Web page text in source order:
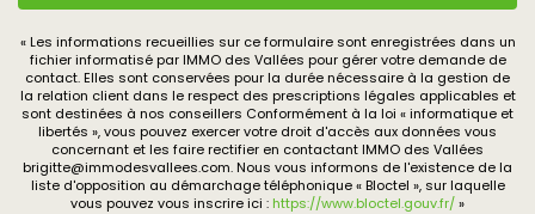
« Les informations recueillies sur ce formulaire sont enregistrées dans un
fichier informatisé par IMMO des Vallées pour gérer votre demande de
contact. Elles sont conservées pour la durée nécessaire à la gestion de
la relation client dans le respect des prescriptions légales applicables et
sont destinées à nos conseillers Conformément à la loi « informatique et
libertés », vous pouvez exercer votre droit d'accès aux données vous
concernant et les faire rectifier en contactant IMMO des Vallées
brigitte@immodesvallees.com. Nous vous informons de l'existence de la
liste d'opposition au démarchage téléphonique « Bloctel », sur laquelle
vous pouvez vous inscrire ici : https://www.bloctel.gouv.fr/»